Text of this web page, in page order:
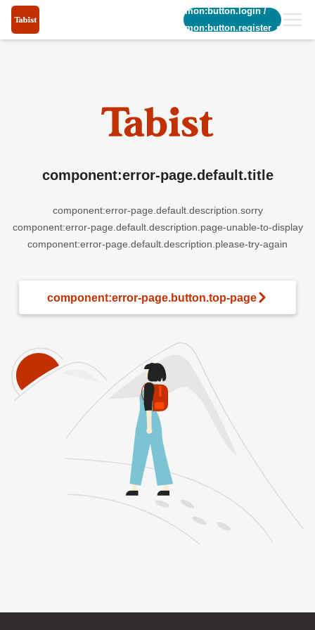
common:button.login/
common:button.register_short
component:error-page.default.title
component:error-page.default.description.sorry
component:error-page.default.description.page-unable-to-display
component:error-page.default.description.please-try-again
component:error-page.button.top-page